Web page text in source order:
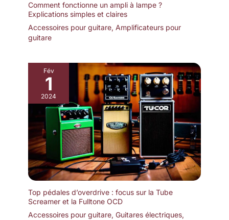
Comment fonctionne un ampli à lampe ?
Explications simples et claires
Accessoires pour guitare, Amplificateurs pour
guitare
Fév
1
2024
Top pédales d’overdrive : focus sur la Tube
Screamer et la Fulltone OCD
Accessoires pour guitare, Guitares électriques,